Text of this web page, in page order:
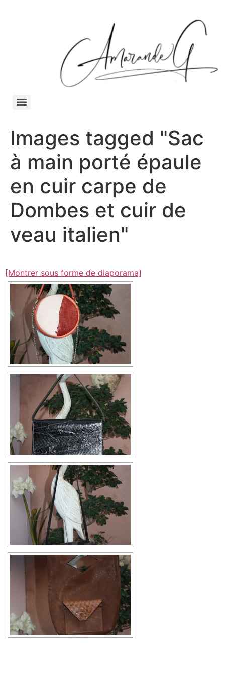
Images tagged "Sac
à main porté épaule
en cuir carpe de
Dombes et cuir de
veau italien"
[Montrer sous forme de diaporama]